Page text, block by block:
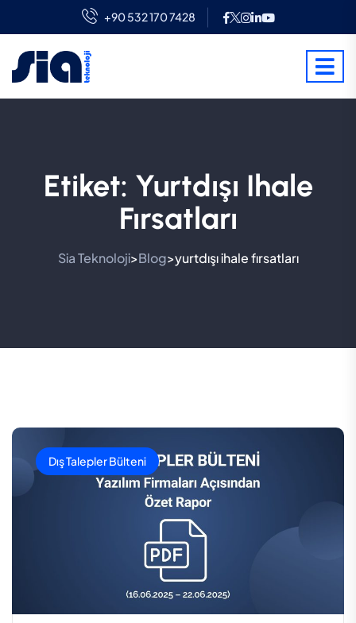
+90 532 170 7428
Etiket: Yurtdışı Ihale
Fırsatları
Sia Teknoloji>Blog>yurtdışı ihale fırsatları
Dış Talepler Bülteni